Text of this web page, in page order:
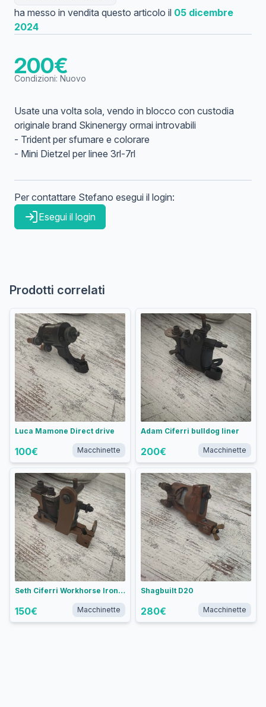
ha messo in vendita questo articolo il 05 dicembre
2024
200€
Condizioni: Nuovo
Usate una volta sola, vendo in blocco con custodia
originale brand Skinenergy ormai introvabili
- Trident per sfumare e colorare
- Mini Dietzel per linee 3rl-7rl
Per contattare Stefano esegui il login:
Esegui il login
Prodotti correlati
Luca Mamone Direct drive
100€ Macchinette
Adam Ciferri bulldog liner
200€ Macchinette
Seth Ciferri Workhorse Irons Weiner Dog liner
150€ Macchinette
Shagbuilt D20
280€ Macchinette